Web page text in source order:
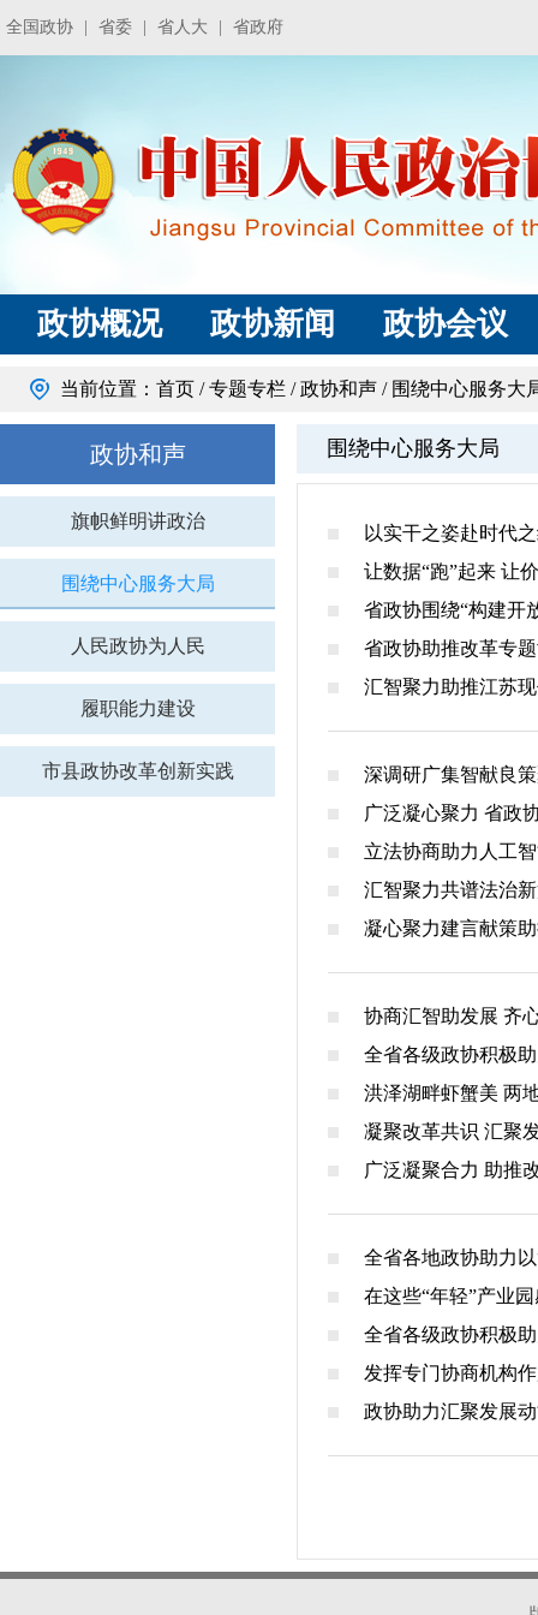
全国政协 省委 省人大 省政府
政协概况 政协新闻 政协会议
当前位置： 首页 /专题专栏 /政协和声 / 围绕中心服务大
政协和声
旗帜鲜明讲政治
围绕中心服务大局
人民政协为人民
履职能力建设
市县政协改革创新实践
围绕中心服务大局
以实干之姿赴时代
让数据“跑”起来 让
省政协围绕“构建开
省政协助推改革专
汇智聚力助推江苏
深调研广集智献良
广泛凝心聚力 省政
立法协商助力人工
汇智聚力共谱法治
凝心聚力建言献策
协商汇智助发展 齐
全省各级政协积极
洪泽湖畔虾蟹美 两
凝聚改革共识 汇聚
广泛凝聚合力 助推
全省各地政协助力
在这些“年轻”产业
全省各级政协积极
发挥专门协商机构
政协助力汇聚发展